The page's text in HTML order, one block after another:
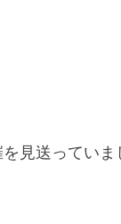
見送ってい